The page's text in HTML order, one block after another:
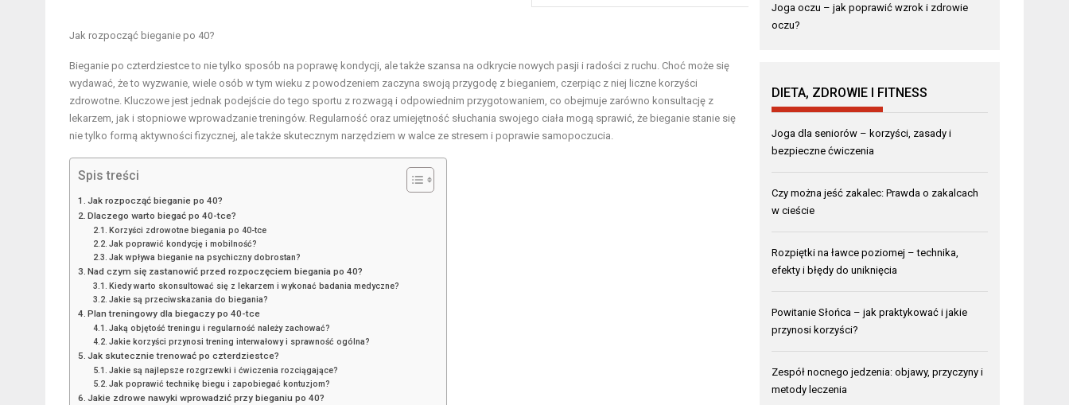
Jak rozpocząć bieganie po 40?
Bieganie po czterdziestce to nie tylko sposób na poprawę kondycji, ale także szansa na odkrycie nowych pasji i radości z ruchu. Choć może się
wydawać, że to wyzwanie, wiele osób w tym wieku z powodzeniem zaczyna swoją przygodę z bieganiem, czerpiąc z niej liczne korzyści
zdrowotne. Kluczowe jest jednak podejście do tego sportu z rozwagą i odpowiednim przygotowaniem, co obejmuje zarówno konsultację z
lekarzem, jak i stopniowe wprowadzanie treningów. Regularność oraz umiejętność słuchania swojego ciała mogą sprawić, że bieganie stanie się
nie tylko formą aktywności fizycznej, ale także skutecznym narzędziem w walce ze stresem i poprawie samopoczucia.
Spis treści
Jak rozpocząć bieganie po 40?
Dlaczego warto biegać po 40-tce?
Korzyści zdrowotne biegania po 40-tce
Jak poprawić kondycję i mobilność?
Jak wpływa bieganie na psychiczny dobrostan?
Nad czym się zastanowić przed rozpoczęciem biegania po 40?
Kiedy warto skonsultować się z lekarzem i wykonać badania medyczne?
Jakie są przeciwskazania do biegania?
Plan treningowy dla biegaczy po 40-tce
Jaką objętość treningu i regularność należy zachować?
Jakie korzyści przynosi trening interwałowy i sprawność ogólna?
Jak skutecznie trenować po czterdziestce?
Jakie są najlepsze rozgrzewki i ćwiczenia rozciągające?
Jak poprawić technikę biegu i zapobiegać kontuzjom?
Jakie zdrowe nawyki wprowadzić przy bieganiu po 40?
Joga oczu – jak poprawić wzrok i zdrowie
oczu?
DIETA, ZDROWIE I FITNESS
Joga dla seniorów – korzyści, zasady i
bezpieczne ćwiczenia
Czy można jeść zakalec: Prawda o zakalcach
w cieście
Rozpiętki na ławce poziomej – technika,
efekty i błędy do uniknięcia
Powitanie Słońca – jak praktykować i jakie
przynosi korzyści?
Zespół nocnego jedzenia: objawy, przyczyny i
metody leczenia